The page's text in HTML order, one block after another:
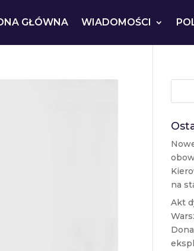
GŁÓWNA WIADOMOŚCI
na
Akt